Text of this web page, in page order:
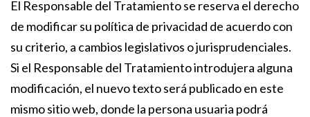
El Responsable del Tratamiento se reserva el derecho
de modificar su política de privacidad de acuerdo con
su criterio, a cambios legislativos o jurisprudenciales.
Si el Responsable del Tratamiento introdujera alguna
modificación, el nuevo texto será publicado en este
mismo sitio web, donde la persona usuaria podrá